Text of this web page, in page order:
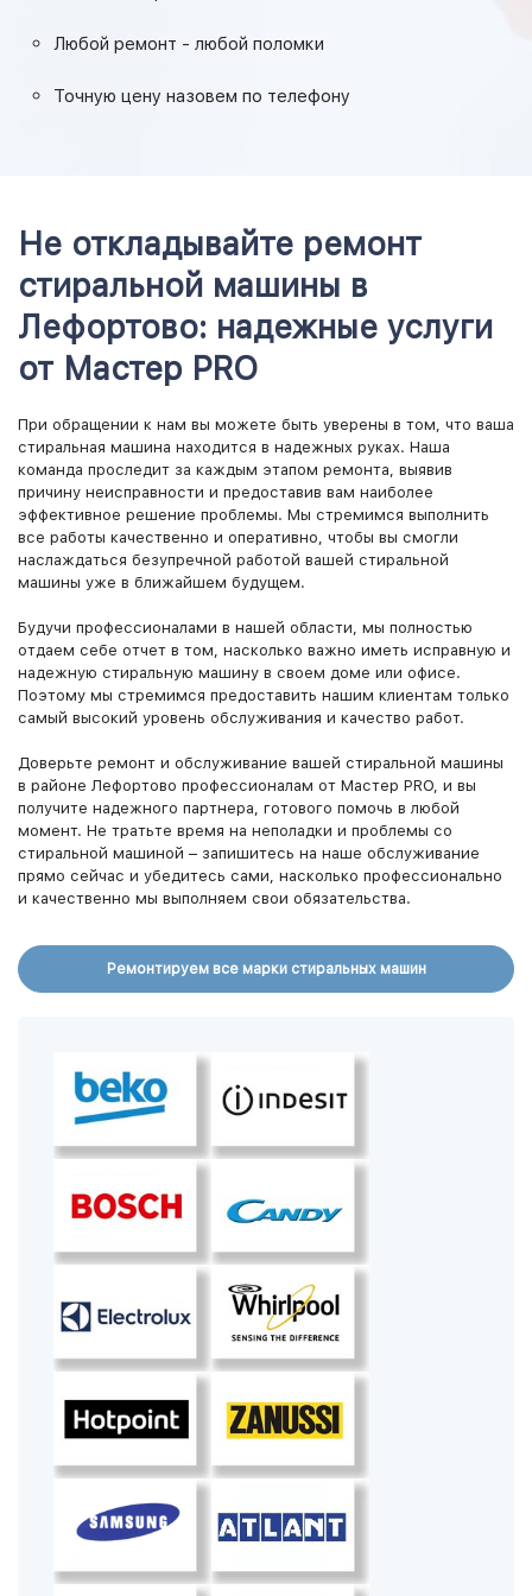
Лонгиновская улица
Проломная Застава, площадь
Пруд-Ключики, улица
Салтыковский мост
Самокатная улица
Синичкина 1-я, улица
Синичкина 2-я, улица
Солдатская улица
Солдатский переулок
Средний Золоторожский переулок
Старообрядческая улица
Сторожевая улица
Строгановский проезд
Таможенный проезд
Танковый проезд
Упорный переулок
Ухтомская улица
Шепелюгинская улица
Шепелюгинский переулок
Энергетическая улица
Энергетический проезд
Энтузиастов, шоссе
Юрьевский переулок
Любой ремонт - любой поломки
Точную цену назовем по телефону
Не откладывайте ремонт
стиральной машины в
Лефортово: надежные услуги
от Мастер PRO
При обращении к нам вы можете быть уверены в том, что ваша
стиральная машина находится в надежных руках. Наша
команда проследит за каждым этапом ремонта, выявив
причину неисправности и предоставив вам наиболее
эффективное решение проблемы. Мы стремимся выполнить
все работы качественно и оперативно, чтобы вы смогли
наслаждаться безупречной работой вашей стиральной
машины уже в ближайшем будущем.
Будучи профессионалами в нашей области, мы полностью
отдаем себе отчет в том, насколько важно иметь исправную и
надежную стиральную машину в своем доме или офисе.
Поэтому мы стремимся предоставить нашим клиентам только
самый высокий уровень обслуживания и качество работ.
Доверьте ремонт и обслуживание вашей стиральной машины
в районе Лефортово профессионалам от Мастер PRO, и вы
получите надежного партнера, готового помочь в любой
момент. Не тратьте время на неполадки и проблемы со
стиральной машиной – запишитесь на наше обслуживание
прямо сейчас и убедитесь сами, насколько профессионально
и качественно мы выполняем свои обязательства.
Ремонтируем все марки стиральных машин